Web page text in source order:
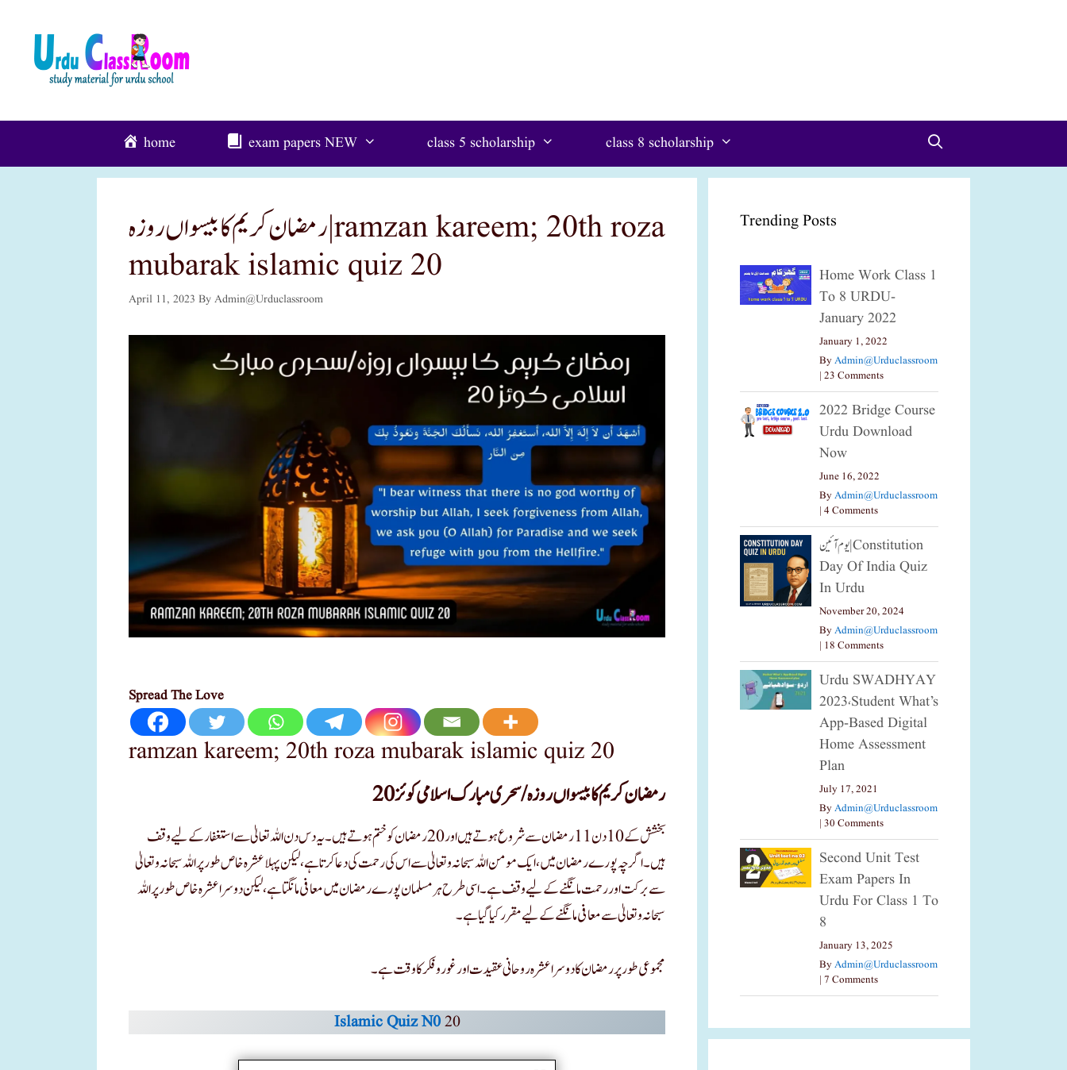
Content
home exam papers NEW class 5 scholarship class 8 scholarship
رمضان کریم کا بیسواں روزہ|ramzan kareem; 20th roza
mubarak islamic quiz 20
April 11, 2023 By Admin@urduclassroom
Spread The Love
ramzan kareem; 20th roza mubarak islamic quiz 20
رمضان کریم کا بیسواں روزہ/سحری مبارک اسلامی کوئز 20
بخشش کے 10 دن 11 رمضان سے شروع ہوتے ہیں اور 20 رمضان کو ختم ہوتے ہیں۔ یہ دس دن اللہ تعالیٰ سے استغفار کے لیے وقف
ہیں۔ اگرچہ پورے رمضان میں، ایک مومن اللہ سبحانہ و تعالیٰ سے اس کی رحمت کی دعا کرتا ہے، لیکن پہلا عشرہ خاص طور پر اللہ سبحانہ و تعالیٰ
سے برکت اور رحمت مانگنے کے لیے وقف ہے۔ اسی طرح ہر مسلمان پورے رمضان میں معافی مانگتا ہے، لیکن دوسرا عشرہ خاص طور پر اللہ
سبحانہ و تعالیٰ سے معافی مانگنے کے لیے مقرر کیا گیا ہے۔
مجموعی طور پر رمضان کا دوسرا عشرہ روحانی عقیدت اور غور و فکر کا وقت ہے۔
Islamic Quiz N020
Trending Posts
Home Work Class 1
To 8 URDU-
January 2022
January 1, 2022
ByAdmin@urduclassroom
| 23 Comments
2022 Bridge Course
Urdu Download
Now
June 16, 2022
ByAdmin@urduclassroom
| 4 Comments
یوم آئین|constitution
Day Of India Quiz
In Urdu
November 20, 2024
ByAdmin@urduclassroom
| 18 Comments
Urdu SWADHYAY
2023،Student What’s
App-Based Digital
Home Assessment
Plan
July 17, 2021
ByAdmin@urduclassroom
| 30 Comments
Second Unit Test
Exam Papers In
Urdu For Class 1 To
8
January 13, 2025
ByAdmin@urduclassroom
| 7 Comments